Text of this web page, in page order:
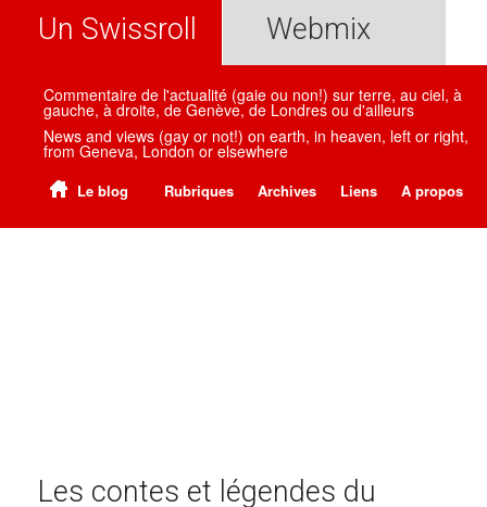
Un Swissroll Webmix
Commentaire de l'actualité (gaie ou non!) sur terre, au ciel, à
gauche, à droite, de Genève, de Londres ou d'ailleurs
News and views (gay or not!) on earth, in heaven, left or right,
from Geneva, London or elsewhere
Le blog Rubriques Archives Liens A propos
Les contes et légendes du